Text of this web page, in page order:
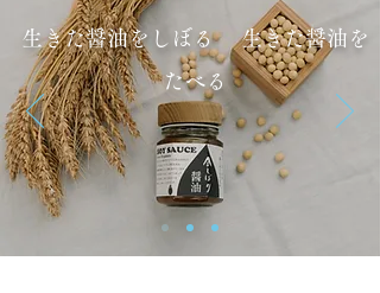
生きた醤油をしぼる 生きた醤油を
たべる